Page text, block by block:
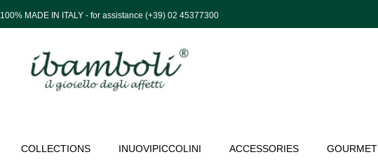
100% MADE IN ITALY - for assistance (+39) 02 45377300
COLLECTIONS INUOVIPICCOLINI ACCESSORIES GOURMET